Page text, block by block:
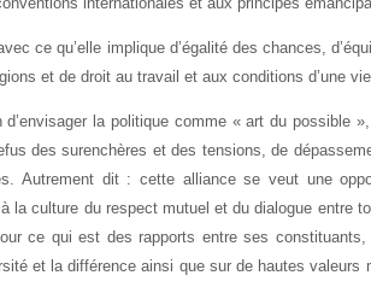
ce qu’elle implique d’égalité des chances,
et de droit au travail et aux conditions d’une
la politique comme « art du possible
des surenchères et des tensions, de
Autrement dit : cette alliance se veut une
culture du respect mutuel et du dialogue entre
ce qui est des rapports entre ses
et la différence ainsi que sur de hautes valeurs